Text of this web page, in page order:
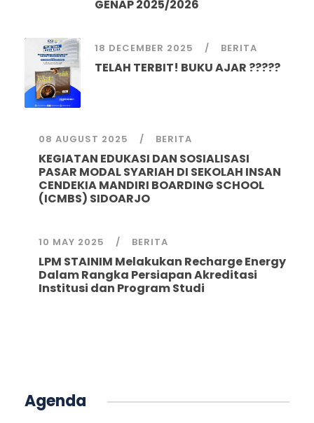
GENAP 2025/2026
18 DECEMBER 2025 BERITA
TELAH TERBIT! BUKU AJAR ?????
08 AUGUST 2025 BERITA
KEGIATAN EDUKASI DAN SOSIALISASI
PASAR MODAL SYARIAH DI SEKOLAH INSAN
CENDEKIA MANDIRI BOARDING SCHOOL
(ICMBS) SIDOARJO
10 MAY 2025 BERITA
LPM STAINIM Melakukan Recharge Energy
Dalam Rangka Persiapan Akreditasi
Institusi dan Program Studi
Agenda